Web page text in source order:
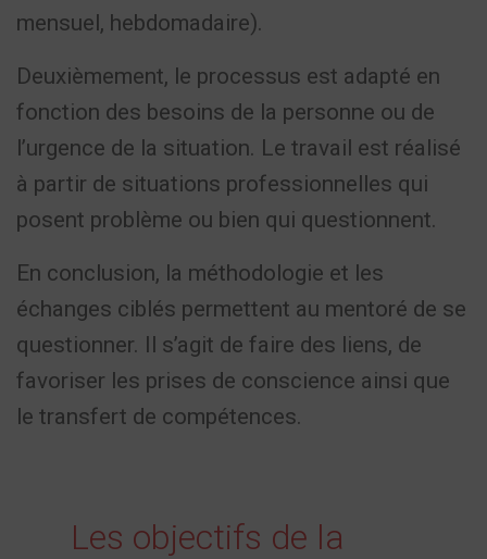
mensuel, hebdomadaire).
Deuxièmement, le processus est adapté en
fonction des besoins de la personne ou de
l’urgence de la situation. Le travail est réalisé
à partir de situations professionnelles qui
posent problème ou bien qui questionnent.
En conclusion, la méthodologie et les
échanges ciblés permettent au mentoré de se
questionner. Il s’agit de faire des liens, de
favoriser les prises de conscience ainsi que
le transfert de compétences.
Les objectifs de la